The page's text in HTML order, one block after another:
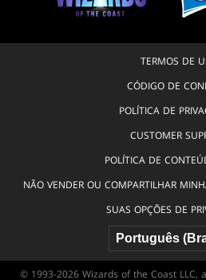
TERMOS DE
CÓDIGO DE
POLÍTICA DE
CUSTOMER
POLÍTICA DE
NÃO VENDER OU COMPARTILHAR
SUAS OPÇÕES DE
© 1993-2026 Wizards of the Coast LLC,